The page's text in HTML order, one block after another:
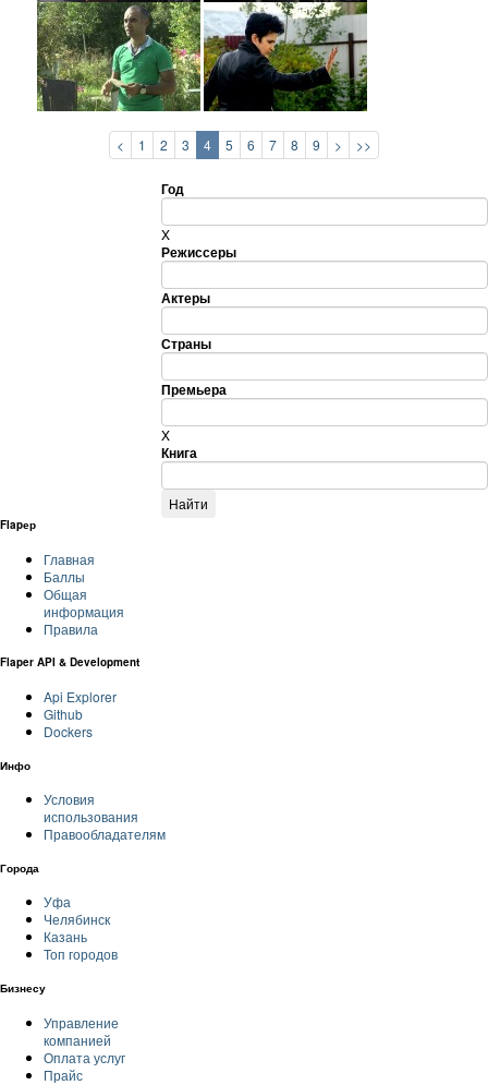
< 1 2 3 4 5 6 7 8 9 > >>
Год
X
Режиссеры
Актеры
Страны
Премьера
X
Книга
Flapер
Главная
Баллы
Общая
информация
Правила
Flaper API & Development
Api Explorer
Github
Dockers
Инфо
Условия
использования
Правообладателям
Города
Уфа
Челябинск
Казань
Топ городов
Бизнесу
Управление
компанией
Оплата услуг
Прайс